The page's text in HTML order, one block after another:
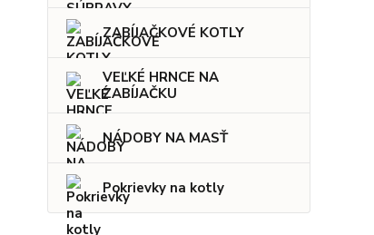
ZABÍJAČKOVÉ KOTLY
VEĽKÉ HRNCE NA
ZABÍJAČKU
NÁDOBY NA MASŤ
Pokrievky na kotly